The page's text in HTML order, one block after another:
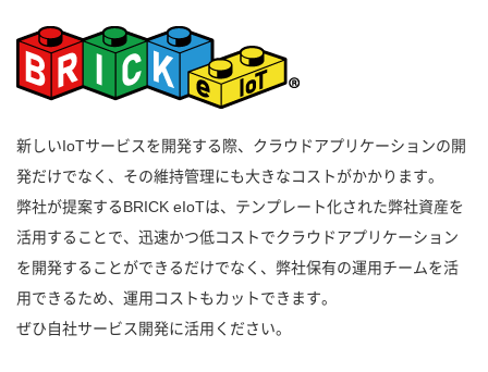
新しいIoTサービスを開発する際、クラウドアプリケーションの開
発だけでなく、その維持管理にも大きなコストがかかります。
弊社が提案するBRICK eIoTは、テンプレート化された弊社資産を
活用することで、迅速かつ低コストでクラウドアプリケーション
を開発することができるだけでなく、弊社保有の運用チームを活
用できるため、運用コストもカットできます。
ぜひ自社サービス開発に活用ください。